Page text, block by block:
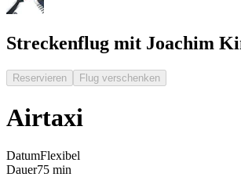
Streckenflug mit Joachim
Reservieren Flug verschenken
Airtaxi
DatumFlexibel
Dauer75 min